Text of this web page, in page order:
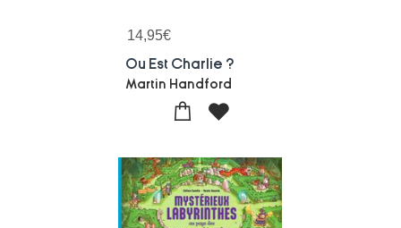
14,95€
Ou Est Charlie ?
Martin Handford